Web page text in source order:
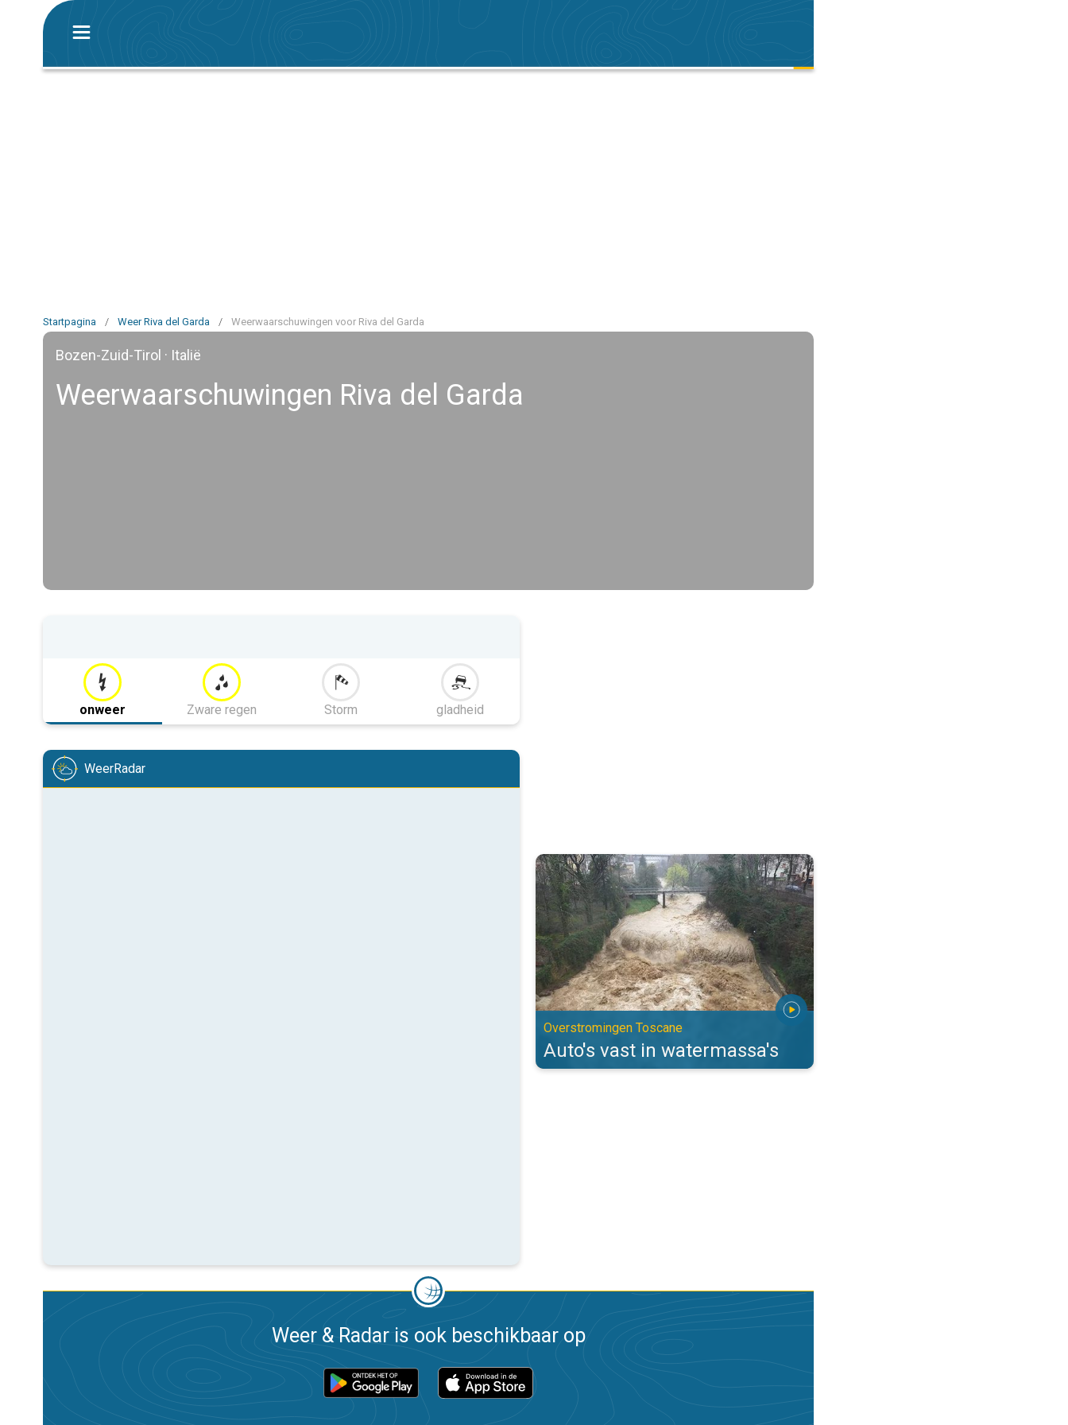
Startpagina / Weer Riva del Garda / Weerwaarschuwingen voor Riva del Garda
Bozen-Zuid-Tirol · Italië
Weerwaarschuwingen Riva del Garda
onweer Zware regen Storm gladheid
WeerRadar
Auto's vast in watermassa's. Overstromingen Toscane. . .
Overstromingen Toscane
Auto's vast in watermassa's
Weer & Radar is ook beschikbaar op